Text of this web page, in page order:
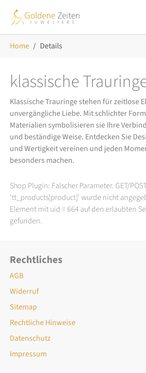
Home Details
klassische
Klassische Trauringe stehen für zeitlose
unvergängliche Liebe. Mit schlichter
Materialien symbolisieren sie Ihre
und beständige Weise. Entdecken Sie
und Wertigkeit vereinen und jeden
besonders machen.
Shop Plugin: Falscher Parameter. GET/
'tt_products[product]' wurde nicht
Element mit uid = 664 auf den erlaubten
gefunden.
Rechtliches
AGB
Widerruf
Sitemap
Rechtliche Hinweise
Datenschutz
Impressum